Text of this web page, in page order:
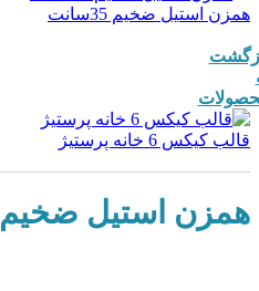
همزن استیل ضخیم 35سانت
قالب کیکس 6 خانه پرستیژ
همزن استیل ضخیم 40 سانت